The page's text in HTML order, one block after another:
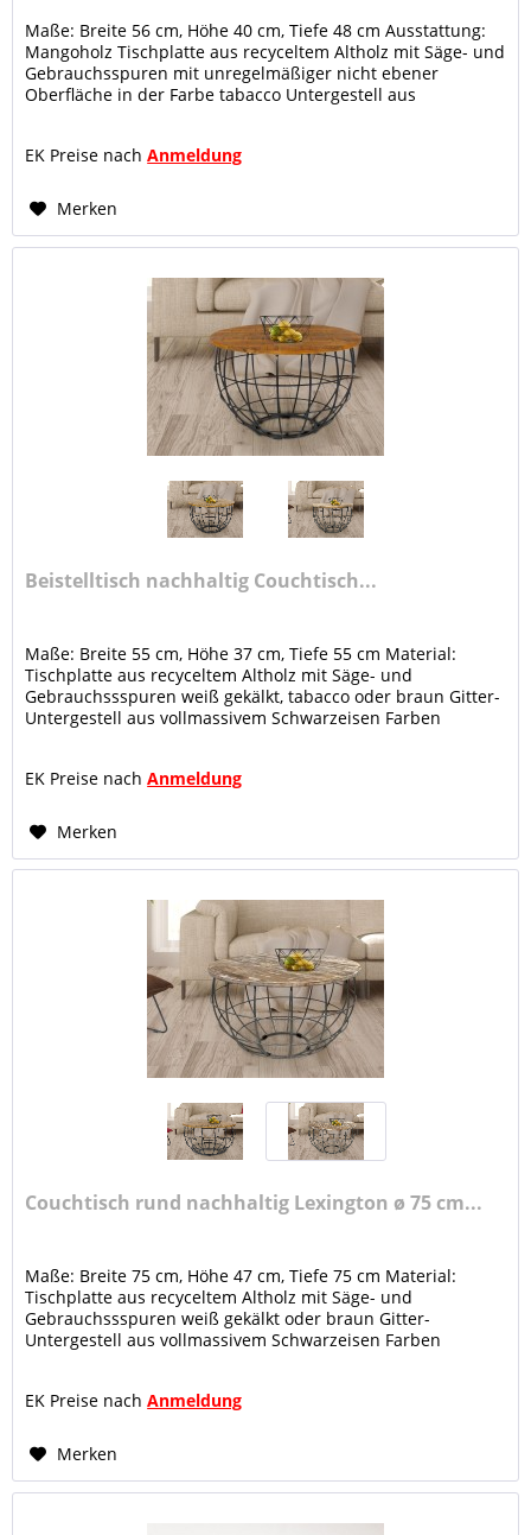
Maße: Breite 56 cm, Höhe 40 cm, Tiefe 48 cm Ausstattung:
Mangoholz Tischplatte aus recyceltem Altholz mit Säge- und
Gebrauchsspuren mit unregelmäßiger nicht ebener
Oberfläche in der Farbe tabacco Untergestell aus
EK Preise nachAnmeldung
Merken
Beistelltisch nachhaltig Couchtisch...
Maße: Breite 55 cm, Höhe 37 cm, Tiefe 55 cm Material:
Tischplatte aus recyceltem Altholz mit Säge- und
Gebrauchssspuren weiß gekälkt, tabacco oder braun Gitter-
Untergestell aus vollmassivem Schwarzeisen Farben
EK Preise nachAnmeldung
Merken
Couchtisch rund nachhaltig Lexington ø 75 cm...
Maße: Breite 75 cm, Höhe 47 cm, Tiefe 75 cm Material:
Tischplatte aus recyceltem Altholz mit Säge- und
Gebrauchssspuren weiß gekälkt oder braun Gitter-
Untergestell aus vollmassivem Schwarzeisen Farben
EK Preise nachAnmeldung
Merken